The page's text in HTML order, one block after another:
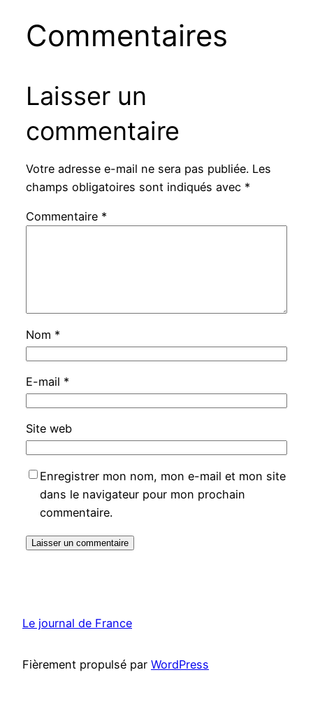
Commentaires
Laisser un
commentaire
Votre adresse e-mail ne sera pas publiée. Les
champs obligatoires sont indiqués avec *
Commentaire *
Nom *
E-mail *
Site web
Enregistrer mon nom, mon e-mail et mon site
dans le navigateur pour mon prochain
commentaire.
Le journal de France
Fièrement propulsé par WordPress